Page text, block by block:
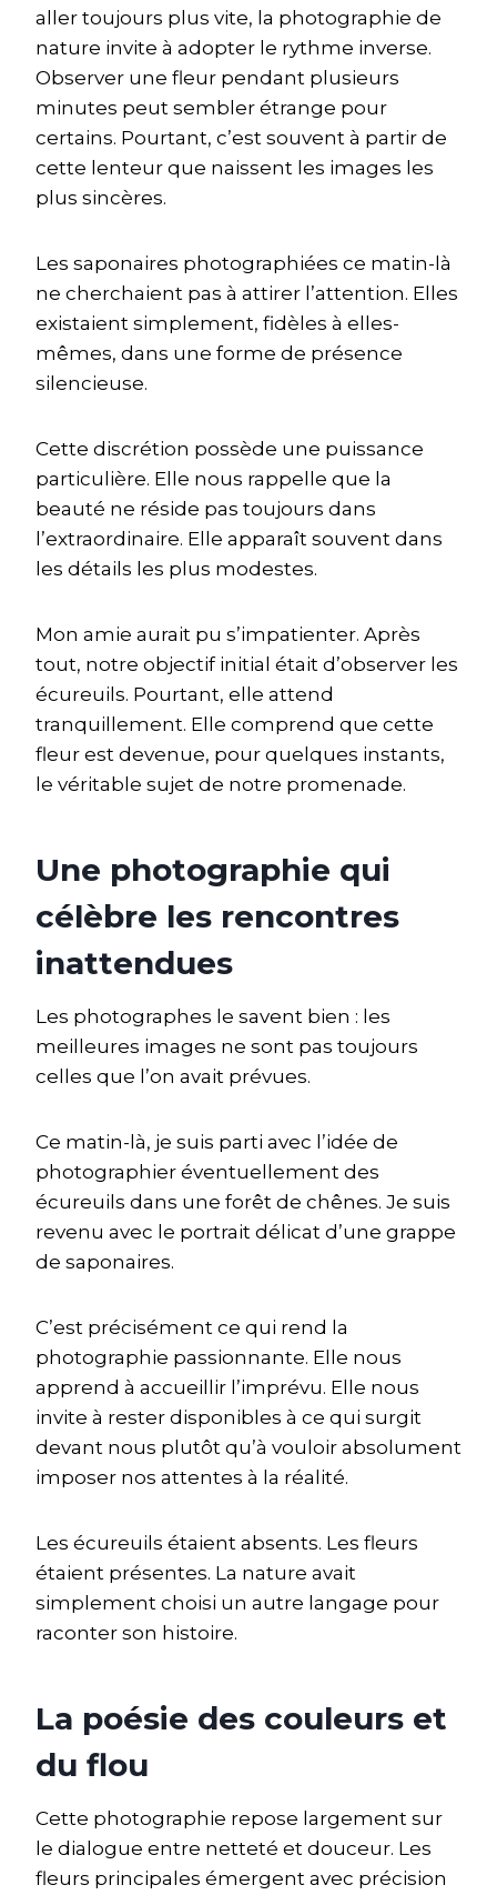
aller toujours plus vite, la photographie de
nature invite à adopter le rythme inverse.
Observer une fleur pendant plusieurs
minutes peut sembler étrange pour
certains. Pourtant, c’est souvent à partir de
cette lenteur que naissent les images les
plus sincères.
Les saponaires photographiées ce matin-là
ne cherchaient pas à attirer l’attention. Elles
existaient simplement, fidèles à elles-
mêmes, dans une forme de présence
silencieuse.
Cette discrétion possède une puissance
particulière. Elle nous rappelle que la
beauté ne réside pas toujours dans
l’extraordinaire. Elle apparaît souvent dans
les détails les plus modestes.
Mon amie aurait pu s’impatienter. Après
tout, notre objectif initial était d’observer les
écureuils. Pourtant, elle attend
tranquillement. Elle comprend que cette
fleur est devenue, pour quelques instants,
le véritable sujet de notre promenade.
Une photographie qui
célèbre les rencontres
inattendues
Les photographes le savent bien : les
meilleures images ne sont pas toujours
celles que l’on avait prévues.
Ce matin-là, je suis parti avec l’idée de
photographier éventuellement des
écureuils dans une forêt de chênes. Je suis
revenu avec le portrait délicat d’une grappe
de saponaires.
C’est précisément ce qui rend la
photographie passionnante. Elle nous
apprend à accueillir l’imprévu. Elle nous
invite à rester disponibles à ce qui surgit
devant nous plutôt qu’à vouloir absolument
imposer nos attentes à la réalité.
Les écureuils étaient absents. Les fleurs
étaient présentes. La nature avait
simplement choisi un autre langage pour
raconter son histoire.
La poésie des couleurs et
du flou
Cette photographie repose largement sur
le dialogue entre netteté et douceur. Les
fleurs principales émergent avec précision